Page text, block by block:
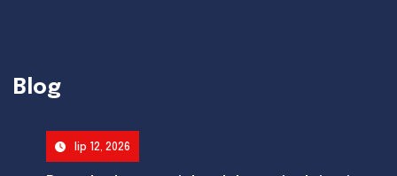
Blog
lip 12, 2026